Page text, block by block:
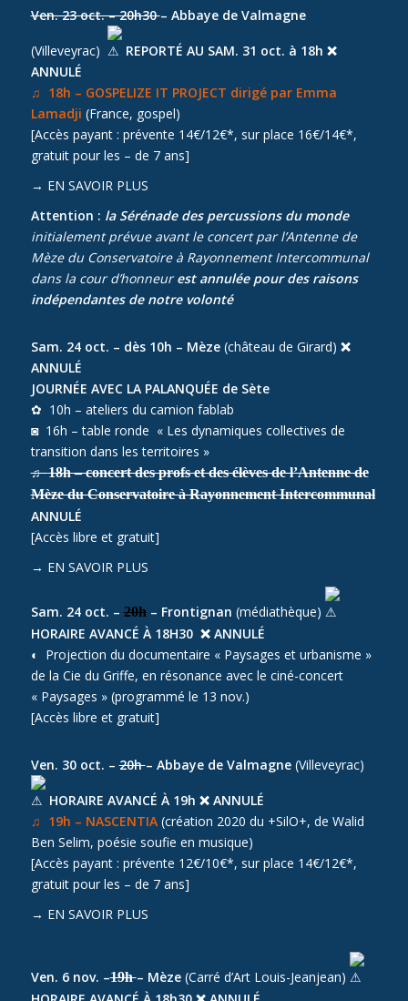
Ven. 23 oct. – 20h30– Abbaye de Valmagne
(Villeveyrac)
REPORTÉ AU SAM. 31 oct. à 18h ❌
ANNULÉ
♫ 18h – GOSPELIZE IT PROJECT dirigé par Emma
Lamadji (France, gospel)
[Accès payant : prévente 14€/12€*, sur place 16€/14€*,
gratuit pour les – de 7 ans]
→ EN SAVOIR PLUS
Attention : la Sérénade des percussions du monde
initialement prévue avant le concert par l’Antenne de
Mèze du Conservatoire à Rayonnement Intercommunal
dans la cour d’honneurest annulée pour des raisons
indépendantes de notre volonté
Sam. 24 oct. – dès 10h – Mèze(château de Girard) ❌
ANNULÉ
JOURNÉE AVEC LA PALANQUÉE de Sète
✿ 10h – ateliers du camion fablab
◙ 16h – table ronde « Les dynamiques collectives de
transition dans les territoires »
♫18h – concert des profs et des élèves de l’Antenne de
Mèze du Conservatoire à Rayonnement Intercommunal
ANNULÉ
[Accès libre et gratuit]
→ EN SAVOIR PLUS
Sam. 24 oct. –20h– Frontignan (médiathèque)
HORAIRE AVANCÉ À 18H30 ❌ ANNULÉ
◐ Projection du documentaire « Paysages et urbanisme »
de la Cie du Griffe, en résonance avec le ciné-concert
« Paysages » (programmé le 13 nov.)
[Accès libre et gratuit]
Ven. 30 oct. –20h– Abbaye de Valmagne(Villeveyrac)
HORAIRE AVANCÉ À 19h ❌ ANNULÉ
♫ 19h – NASCENTIA(création 2020 du +SilO+, de Walid
Ben Selim, poésie soufie en musique)
[Accès payant : prévente 12€/10€*, sur place 14€/12€*,
gratuit pour les – de 7 ans]
→ EN SAVOIR PLUS
Ven. 6 nov. –19h– Mèze(Carré d’Art Louis-Jeanjean)